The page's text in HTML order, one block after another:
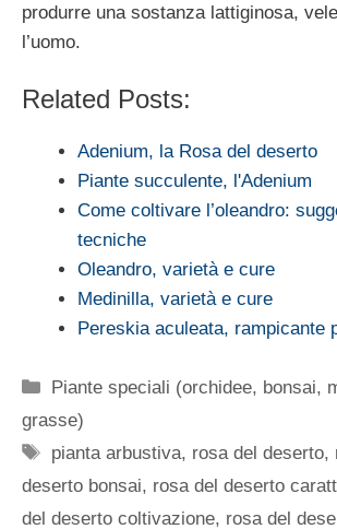
produrre una sostanza lattiginosa,
l’uomo.
Related Posts:
Adenium, la Rosa del deserto
Piante succulente, l'Adenium
Come coltivare l’oleandro:
tecniche
Oleandro, varietà e cure
Medinilla, varietà e cure
Pereskia aculeata, rampicante
Categorie
Piante speciali (orchidee, bonsai,
grasse)
Tag
pianta arbustiva, rosa del deserto,
deserto bonsai, rosa del deserto
del deserto coltivazione, rosa del